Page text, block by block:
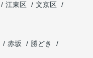
江東区
文京区
赤坂
勝どき